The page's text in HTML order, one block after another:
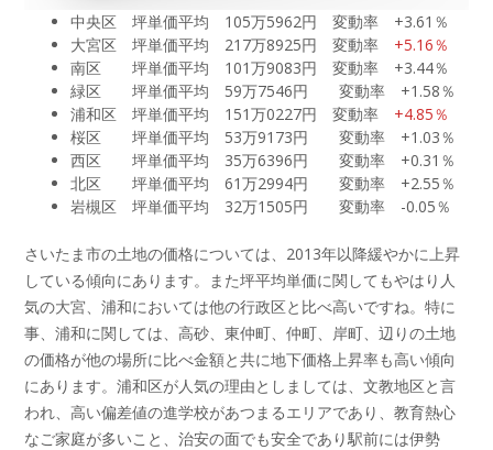
中央区 坪単価平均 105万5962円 変動率 +3.61％
大宮区 坪単価平均 217万8925円 変動率 +5.16％
南区 坪単価平均 101万9083円 変動率 +3.44％
緑区 坪単価平均 59万7546円 変動率 +1.58％
浦和区 坪単価平均 151万0227円 変動率 +4.85％
桜区 坪単価平均 53万9173円 変動率 +1.03％
西区 坪単価平均 35万6396円 変動率 +0.31％
北区 坪単価平均 61万2994円 変動率 +2.55％
岩槻区 坪単価平均 32万1505円 変動率 -0.05％
さいたま市の土地の価格については、2013年以降緩やかに上昇
している傾向にあります。また坪平均単価に関してもやはり人
気の大宮、浦和においては他の行政区と比べ高いですね。特に
事、浦和に関しては、高砂、東仲町、仲町、岸町、辺りの土地
の価格が他の場所に比べ金額と共に地下価格上昇率も高い傾向
にあります。浦和区が人気の理由としましては、文教地区と言
われ、高い偏差値の進学校があつまるエリアであり、教育熱心
なご家庭が多いこと、治安の面でも安全であり駅前には伊勢